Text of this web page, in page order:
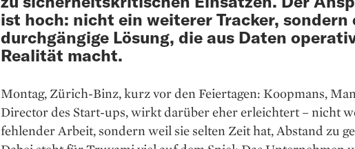
ist hoch: nicht ein weiterer Tracker, sondern
durchgängige Lösung, die aus Daten
Realität macht.
Montag, Zürich-Binz, kurz vor den Feiertagen: Koopmans,
Director des Start-ups, wirkt darüber eher erleichtert – nicht
fehlender Arbeit, sondern weil sie selten Zeit hat, Abstand zu